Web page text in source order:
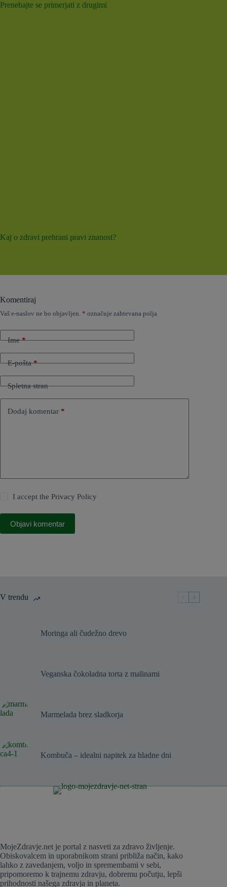
Prenehajte se primerjati z drugimi
Kaj o zdravi prehrani pravi znanost?
Komentiraj
Vaš e-naslov ne bo objavljen. * označuje zahtevana polja
Ime*
E-pošta*
Spletna stran
Dodaj komentar *
I accept thePrivacy Policy
Objavi komentar
V trendu
Moringa ali čudežno drevo
Veganska čokoladna torta z malinami
Marmelada brez sladkorja
Kombuča – idealni napitek za hladne dni
MojeZdravje.net je portal z nasveti za zdravo življenje.
Obiskovalcem in uporabnikom strani približa način, kako
lahko z zavedanjem, voljo in spremembami v sebi,
pripomoremo k trajnemu zdravju, dobremu počutju, lepši
prihodnosti našega zdravja in planeta.